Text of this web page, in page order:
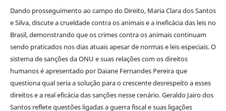
Dando prosseguimento ao campo do Direito, Maria Clara dos Santos
e Silva, discute a crueldade contra os animais e a ineficácia das leis no
Brasil, demonstrando que os crimes contra os animais continuam
sendo praticados nos dias atuais apesar de normas e leis especiais. O
sistema de sanções da ONU e suas relações com os direitos
humanos é apresentado por Daiane Fernandes Pereira que
questiona qual seria a solução para o crescente desrespeito a esses
direitos e a real eficácia das sanções nesse cenário. Geraldo Jairo dos
Santos reflete questões ligadas a guerra fiscal e suas ligações